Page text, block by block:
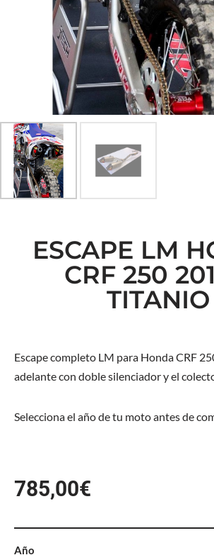
ESCAPE LM
CRF 250
TITANIO
Escape completo LM para Honda CRF
adelante con doble silenciador y el
Selecciona el año de tu moto antes de
785,00€
Año